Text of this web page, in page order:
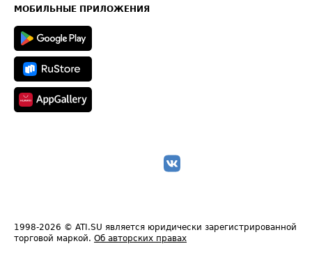
Техническая информация
МОБИЛЬНЫЕ ПРИЛОЖЕНИЯ
1998-2026 © ATI.SU является юридически зарегистрированной
торговой маркой. Об авторских правах